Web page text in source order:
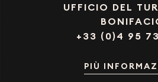
UFFICIO DEL
+33 (0)4 95 73
PIÙ